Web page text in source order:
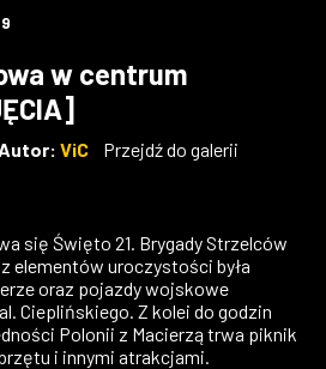
w centrum
ViC
Przejdź do galerii
się Święto 21. Brygady Strzelców
elementów uroczystości była
oraz pojazdy wojskowe
Cieplińskiego. Z kolei do godzin
Polonii z Macierzą trwa piknik
i innymi atrakcjami.